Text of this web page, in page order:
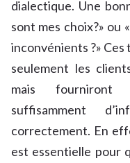
dialectique. Une
sont mes choix?» ou
inconvénients ?»
seulement les
mais fourniront
suffisamment
correctement. En
est essentielle pour